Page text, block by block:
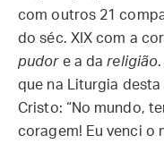
com outros 21
do séc. XIX com a
pudore a dareligião
que na Liturgia
Cristo: “No mundo,
coragem! Eu venci o